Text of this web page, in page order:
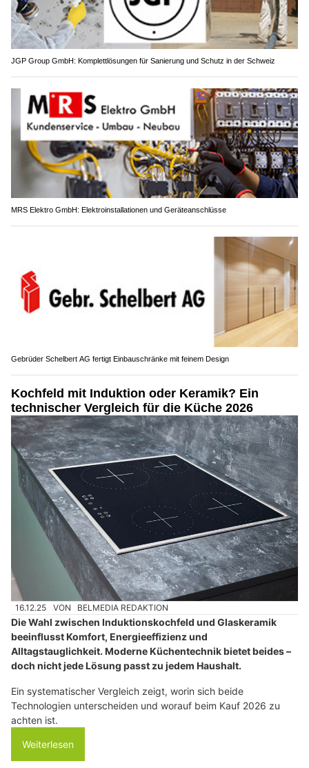
JGP Group GmbH: Komplettlösungen für Sanierung und Schutz in der Schweiz
MRS Elektro GmbH: Elektroinstallationen und Geräteanschlüsse
Gebrüder Schelbert AG fertigt Einbauschränke mit feinem Design
Kochfeld mit Induktion oder Keramik? Ein
technischer Vergleich für die Küche 2026
16.12.25 VON BELMEDIA REDAKTION
Die Wahl zwischen Induktionskochfeld und Glaskeramik
beeinflusst Komfort, Energieeffizienz und
Alltagstauglichkeit. Moderne Küchentechnik bietet beides –
doch nicht jede Lösung passt zu jedem Haushalt.
Ein systematischer Vergleich zeigt, worin sich beide
Technologien unterscheiden und worauf beim Kauf 2026 zu
achten ist.
Weiterlesen